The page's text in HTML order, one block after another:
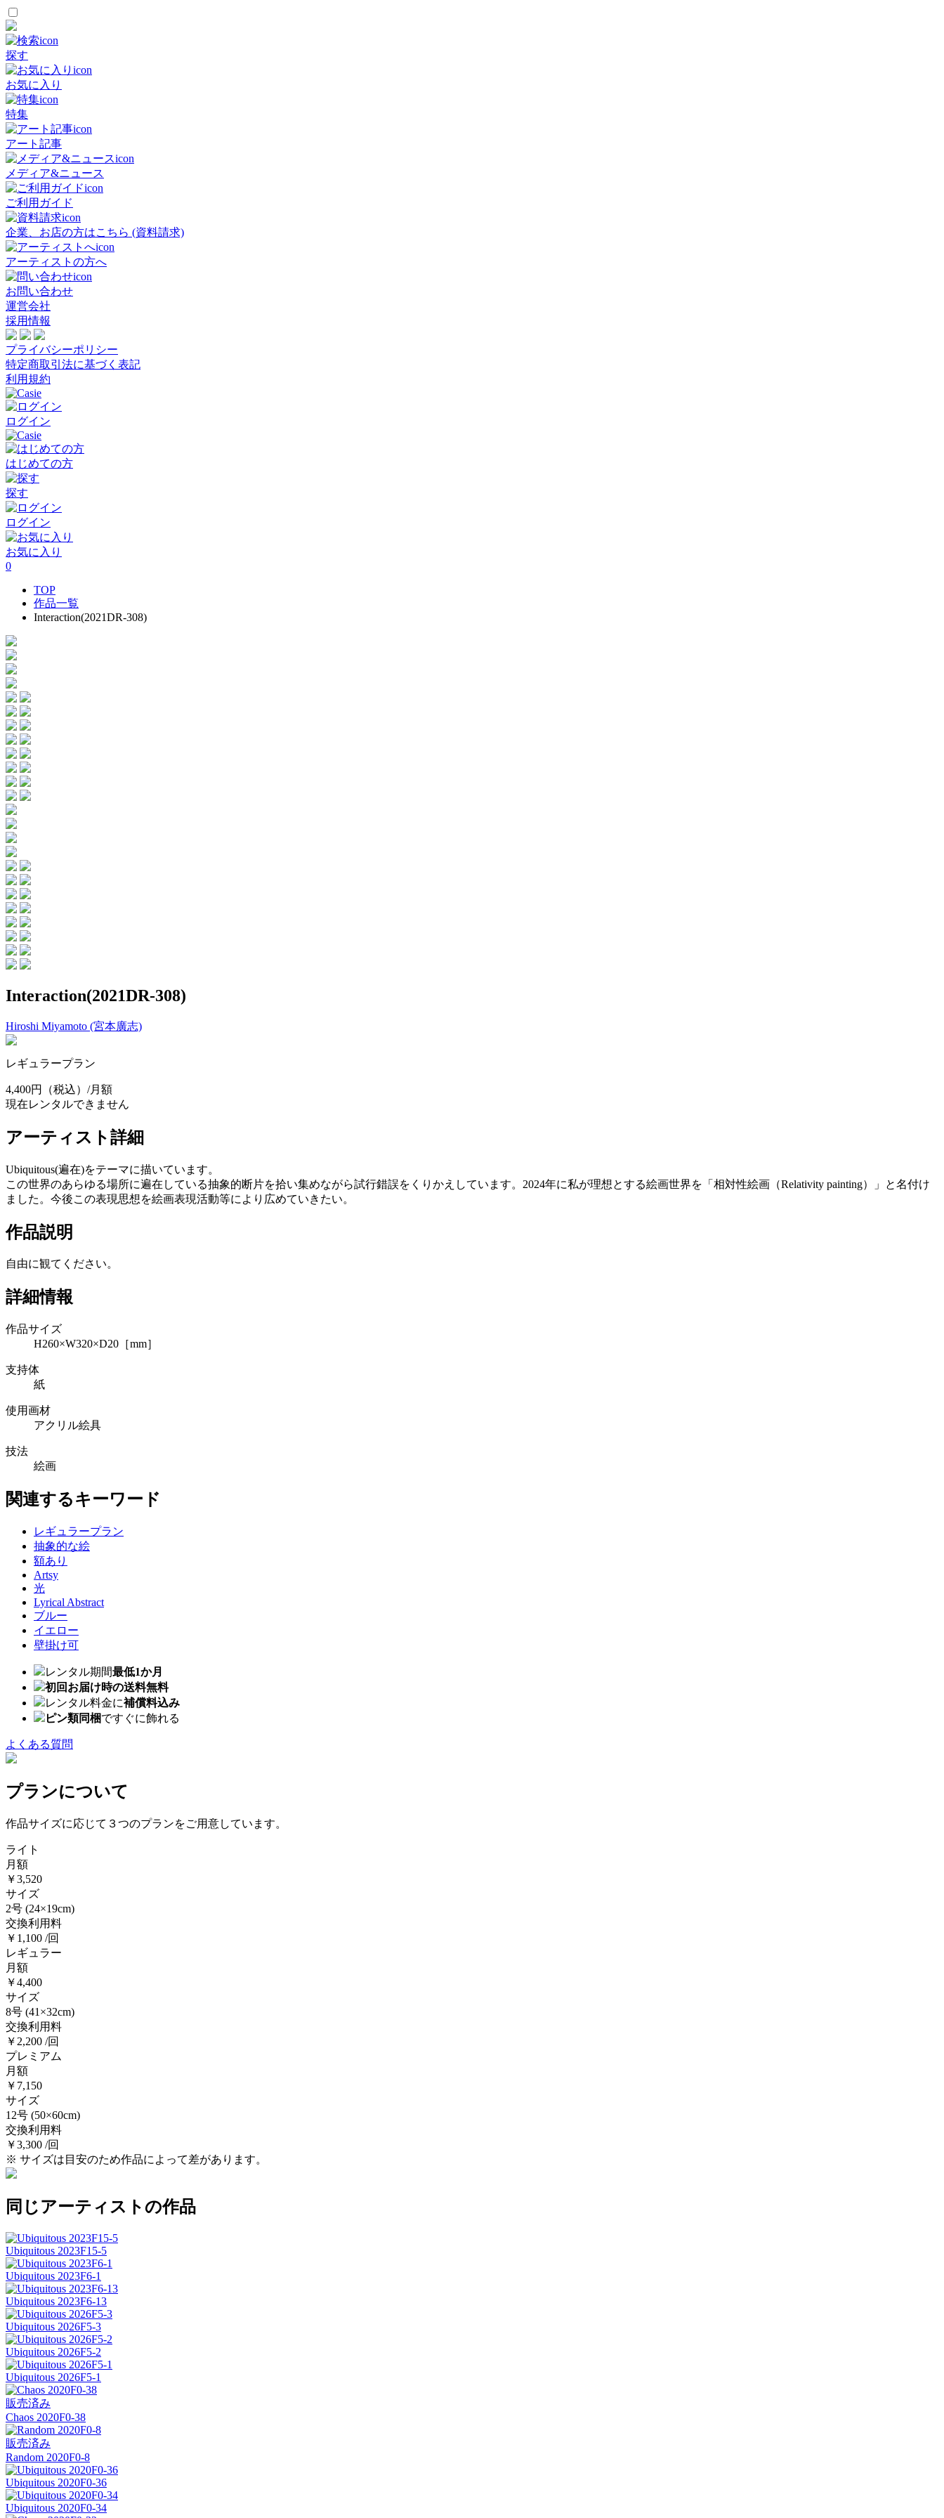
探す
お気に入り
特集
アート記事
メディア&ニュース
ご利用ガイド
企業、お店の方はこちら (資料請求)
アーティストの方へ
お問い合わせ
運営会社
採用情報
プライバシーポリシー
特定商取引法に基づく表記
利用規約
ログイン
はじめての方
探す
ログイン
お気に入り
0
TOP
作品一覧
Interaction(2021DR-308)
Interaction(2021DR-308)
Hiroshi Miyamoto (宮本廣志)
レギュラープラン
4,400円
（税込）/月額
現在レンタルできません
アーティスト詳細
Ubiquitous(遍在)をテーマに描いています。
この世界のあらゆる場所に遍在している抽象的断片を拾い集めながら試行錯誤をくりかえしています。2024年に私が理想とする絵画世界を「相対性絵画（Relativity painting）」と名付け
ました。今後この表現思想を絵画表現活動等により広めていきたい。
作品説明
自由に観てください。
詳細情報
作品サイズ
H260×W320×D20［mm］
支持体
紙
使用画材
アクリル絵具
技法
絵画
関連するキーワード
レギュラープラン
抽象的な絵
額あり
Artsy
光
Lyrical Abstract
ブルー
イエロー
壁掛け可
レンタル期間最低1か月
初回お届け時の送料無料
レンタル料金に補償料込み
ピン類同梱ですぐに飾れる
よくある質問
プランについて
作品サイズに応じて３つのプランをご用意しています。
ライト
月額
￥3,520
サイズ
2号 (24×19cm)
交換利用料
￥1,100 /回
レギュラー
月額
￥4,400
サイズ
8号 (41×32cm)
交換利用料
￥2,200 /回
プレミアム
月額
￥7,150
サイズ
12号 (50×60cm)
交換利用料
￥3,300 /回
※ サイズは目安のため作品によって差があります。
同じアーティストの作品
Ubiquitous 2023F15-5
Ubiquitous 2023F6-1
Ubiquitous 2023F6-13
Ubiquitous 2026F5-3
Ubiquitous 2026F5-2
Ubiquitous 2026F5-1
販売済み
Chaos 2020F0-38
販売済み
Random 2020F0-8
Ubiquitous 2020F0-36
Ubiquitous 2020F0-34